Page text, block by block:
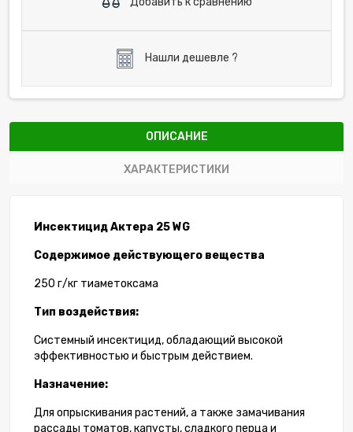
Нашли дешевле ?
ОПИСАНИЕ
ХАРАКТЕРИСТИКИ
Инсектицид Актера 25 WG
Содержимое действующего вещества
250 г/кг тиаметоксама
Тип воздействия:
Системный инсектицид, обладающий высокой
эффективностью и быстрым действием.
Назначение:
Для опрыскивания растений, а также замачивания
рассады томатов, капусты, сладкого перца и